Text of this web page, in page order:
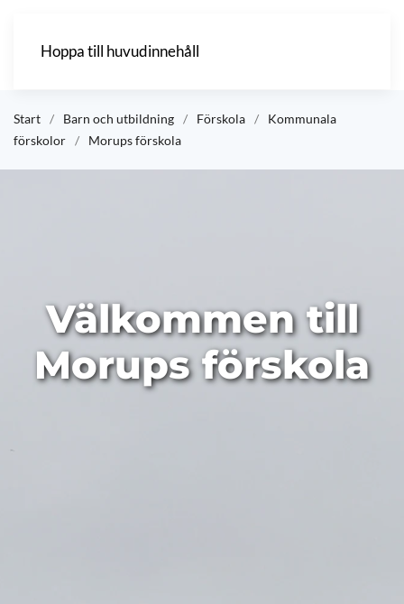
Hoppa till huvudinnehåll
Start Barn och utbildning Förskola
Kommunala
förskolor
Morups förskola
Välkommen till
Morups förskola